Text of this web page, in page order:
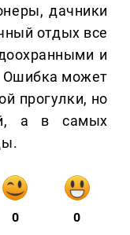
дачники
отдых все
и
Ошибка может
прогулки, но
а в самых
0 0